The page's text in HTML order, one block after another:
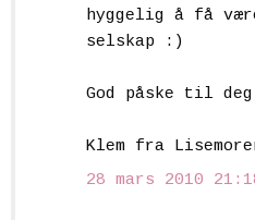
hyggelig å få
selskap :)
God påske til deg
Klem fra
28 mars 2010